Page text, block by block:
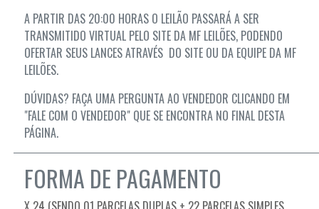
A PARTIR DAS 20:00 HORAS O LEILÃO PASSARÁ A SER
TRANSMITIDO VIRTUAL PELO SITE DA MF LEILÕES, PODENDO
OFERTAR SEUS LANCES ATRAVÉS DO SITE OU DA EQUIPE DA MF
LEILÕES.
DÚVIDAS? FAÇA UMA PERGUNTA AO VENDEDOR CLICANDO EM
"FALE COM O VENDEDOR" QUE SE ENCONTRA NO FINAL DESTA
PÁGINA.
FORMA DE PAGAMENTO